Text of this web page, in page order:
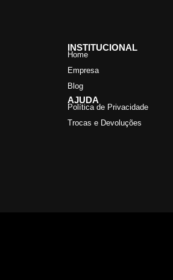
INSTITUCIONAL
Home
Empresa
Blog
AJUDA
Política de Privacidade
Trocas e Devoluções